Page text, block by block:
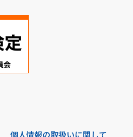
個人情報の取扱いに関して